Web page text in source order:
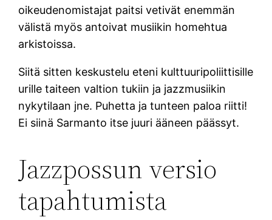
oikeudenomistajat paitsi vetivät enemmän
välistä myös antoivat musiikin homehtua
arkistoissa.
Siitä sitten keskustelu eteni kulttuuripoliittisille
urille taiteen valtion tukiin ja jazzmusiikin
nykytilaan jne. Puhetta ja tunteen paloa riitti!
Ei siinä Sarmanto itse juuri ääneen päässyt.
Jazzpossun versio
tapahtumista